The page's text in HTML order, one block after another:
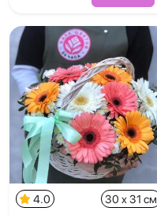
4.0 30 x 31 см